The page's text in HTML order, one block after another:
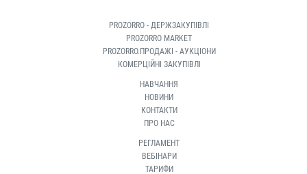
PROZORRO - ДЕРЖЗАКУПІВЛІ
PROZORRO MARKET
PROZORRO.ПРОДАЖІ - АУКЦІОНИ
КОМЕРЦІЙНІ ЗАКУПІВЛІ
НАВЧАННЯ
НОВИНИ
КОНТАКТИ
ПРО НАС
РЕГЛАМЕНТ
ВЕБІНАРИ
ТАРИФИ